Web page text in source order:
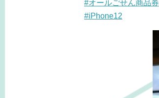
#オールごせん商品券
#iPhone12